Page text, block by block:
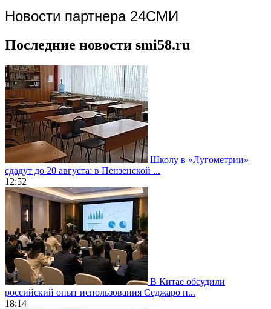
Новости партнера 24СМИ
Последние новости smi58.ru
Школу в «Лугометрии»
сдадут до 20 августа: в Пензенской ...
12:52
В Китае обсудили
российский опыт использования Седжаро п...
18:14